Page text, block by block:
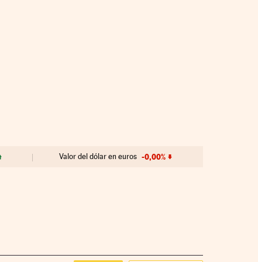
Valor del dólar en euros -0,00%